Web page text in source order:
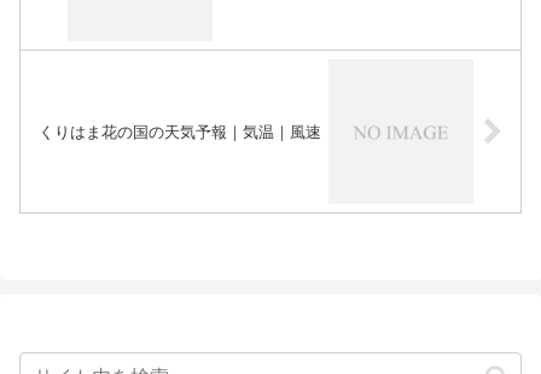
くりはま花の国の天気予報｜気温｜風速